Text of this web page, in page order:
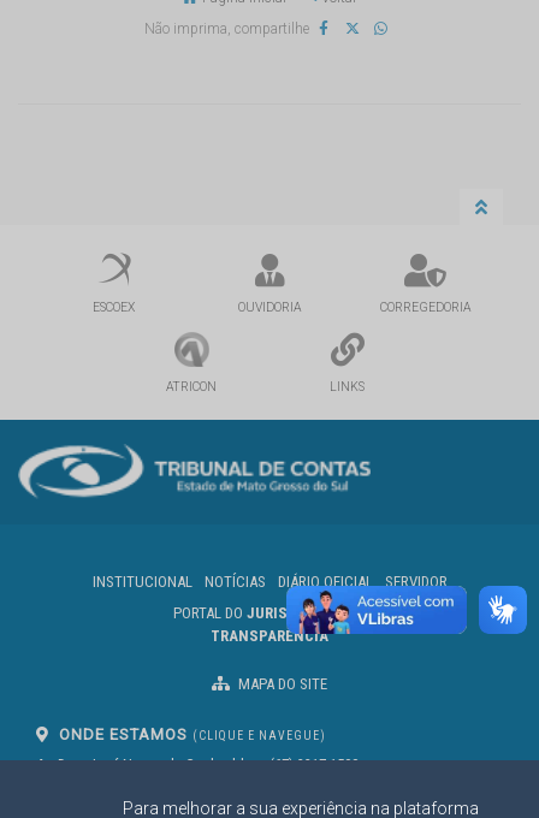
Para melhorar a sua experiência na plataforma
Não imprima, compartilhe
ESCOEX OUVIDORIA CORREGEDORIA
ATRICON LINKS
INSTITUCIONAL NOTÍCIAS DIÁRIO OFICIAL
SERVIDOR
PORTAL DO JURISDICIONADO
TRANSPARÊNCIA
MAPA DO SITE
ONDE ESTAMOS (CLIQUE E NAVEGUE)
Av. Des. José Nunes da Cunha, bloco
Campo Grande/MS
(67) 3317-1500